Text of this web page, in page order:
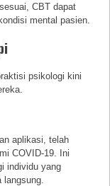
CBT dapat
mental pasien.
psikologi kini
aplikasi, telah
COVID-19. Ini
individu yang